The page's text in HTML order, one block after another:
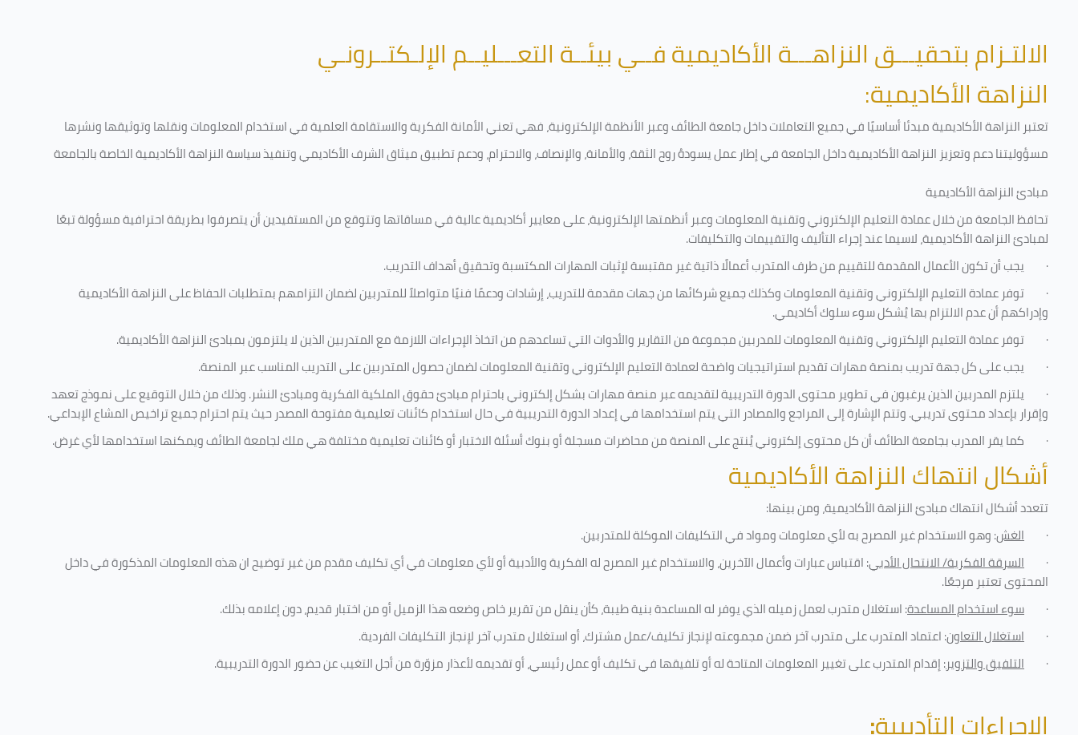
الالتـزام بتحقيـــق النزاهـــة الأكاديمية فــي بيئــة التعـــليــم الإلـكتــرونـي
النزاهة الأكاديمية:
تعتبر النزاهة الأكاديمية مبدئا أساسيًا في جميع التعاملات داخل جامعة الطائف وعبر الأنظمة الإلكترونية، فهي تعني الأمانة الفكرية والاستقامة العلمية في استخدام المعلومات ونقلها وتوثيقها ونشرها
مسؤوليتنا دعم وتعزيز النزاهة الأكاديمية داخل الجامعة في إطار عمل يسودهُ روح الثقة، والأمانة، والإنصاف، والاحترام، ودعم تطبيق ميثاق الشرف الأكاديمي وتنفيذ سياسة النزاهة الأكاديمية الخاصة بالجامعة
مبادئ النزاهة الأكاديمية
تحافظ الجامعة من خلال عمادة التعليم الإلكتروني وتقنية المعلومات وعبر أنظمتها الإلكترونية، على معايير أكاديمية عالية في مساقاتها وتتوقع من المستفيدين أن يتصرفوا بطريقة احترافية مسؤولة تبعًا
لمبادئ النزاهة الأكاديمية، لاسيما عند إجراء التأليف والتقييمات والتكليفات.
· يجب أن تكون الأعمال المقدمة للتقييم من طرف المتدرب أعمالًا ذاتية غير مقتبسة لإثبات المهارات المكتسبة وتحقيق أهداف التدريب.
· توفر عمادة التعليم الإلكتروني وتقنية المعلومات وكذلك جميع شركائها من جهات مقدمة للتدريب، إرشادات ودعمًا فنيًا متواصلاً للمتدربين لضمان التزامهم بمتطلبات الحفاظ على النزاهة الأكاديمية
وإدراكهم أن عدم الالتزام بها يُشكل سوء سلوك أكاديمي.
· توفر عمادة التعليم الإلكتروني وتقنية المعلومات للمدربين مجموعة من التقارير والأدوات التي تساعدهم من اتخاذ الإجراءات اللازمة مع المتدربين الذين لا يلتزمون بمبادئ النزاهة الأكاديمية.
· يجب على كل جهة تدريب بمنصة مهارات تقديم استراتيجيات واضحة لعمادة التعليم الإلكتروني وتقنية المعلومات لضمان حصول المتدربين على التدريب المناسب عبر المنصة.
· يلتزم المدربين الذين يرغبون في تطوير محتوى الدورة التدريبية لتقديمه عبر منصة مهارات بشكل إلكتروني باحترام مبادئ حقوق الملكية الفكرية ومبادئ النشر. وذلك من خلال التوقيع على نموذج تعهد
وإقرار بإعداد محتوى تدريبي. وتتم الإشارة إلى المراجع والمصادر التي يتم استخدامها في إعداد الدورة التدريبية في حال استخدام كائنات تعليمية مفتوحة المصدر حيث يتم احترام جميع تراخيص المشاع الإبداعي.
· كما يقر المدرب بجامعة الطائف أن كل محتوى إلكتروني يُنتج على المنصة من محاضرات مسجلة أو بنوك أسئلة الاختبار أو كائنات تعليمية مختلفة هي ملك لجامعة الطائف ويمكنها استخدامها لأي غرض.
أشكال انتهاك النزاهة الأكاديمية
تتعدد أشكال انتهاك مبادئ النزاهة الأكاديمية، ومن بينها:
· الغش: وهو الاستخدام غير المصرح به لأي معلومات ومواد في التكليفاتالموكلة للمتدربين.
· السرقة الفكرية/ الانتحال الأدبي: اقتباس عبارات وأعمال الآخرين، والاستخدام غير المصرح له الفكرية والأدبية أو لأي معلومات في أي تكليف مقدم من غير توضيح ان هذه المعلومات المذكورة في داخل
المحتوى تعتبر مرجعًا.
· سوء استخدام المساعدة: استغلال متدرب لعمل زميله الذي يوفر له المساعدة بنية طيبة، كأن ينقل من تقرير خاص وضعه هذا الزميل أو من اختبار قديم، دون إعلامه بذلك.
· استغلال التعاون: اعتماد المتدرب على متدرب آخر ضمن مجموعته لإنجاز تكليف/عمل مشترك، أو استغلال متدرب آخر لإنجاز التكليفات الفردية.
· التلفيق والتزوير: إقدام المتدرب على تغيير المعلومات المتاحة له أو تلفيقها في تكليف أو عمل رئيسي، أو تقديمه لأعذار مزوّرة من أجل التغيب عن حضور الدورة التدريبية.
الإجراءات التأديبية: